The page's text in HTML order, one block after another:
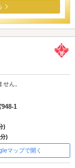
ん。
1
)
)
マップで開く